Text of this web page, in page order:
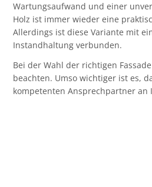
Wartungsaufwand und einer
Holz ist immer wieder eine
Allerdings ist diese Variante mit
Instandhaltung verbunden.
Bei der Wahl der richtigen
beachten. Umso wichtiger ist es,
kompetenten Ansprechpartner an